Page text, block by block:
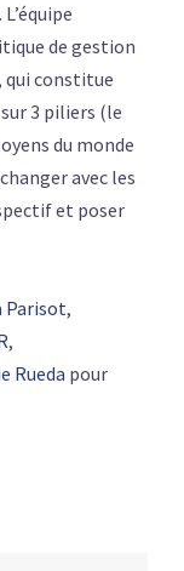
de gestion
qui constitue
3 piliers (le
du monde
avec les
et poser
Parisot,
,
Rueda pour